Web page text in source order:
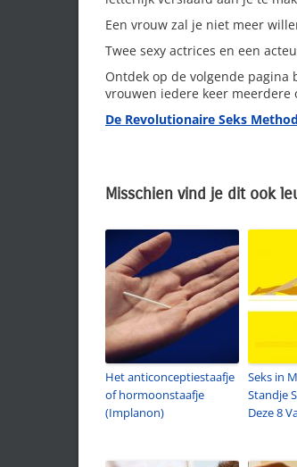
Een vrouw zal je niet meer
Twee sexy actrices en een
Ontdek op de volgende
vrouwen iedere keer meerdere
De Revolutionaire Seks
Misschien vind je dit ook
Het anticonceptiestaafje
of hormoonstaafje
(Implanon)
Seks in
Standje
Deze 8